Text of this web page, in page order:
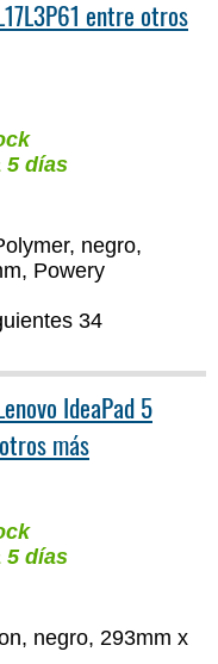
entre otros
5 días
negro,
Powery
34
IdeaPad 5
más
5 días
negro, 293mm x